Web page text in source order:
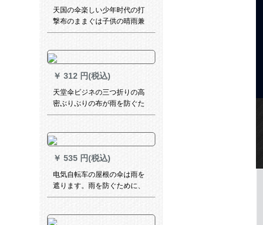
天国の伞楽しい少年时代の打
撃布のままぐは子供の晴雨兼
用伞を开きます。
￥ 312 円(税込)
天堂伞ビジネの三つ折りの高
密ぶりぶりの布が雨を防ぐた
めに乾いたりする伞です。男
の紺色にカステラです。
￥ 535 円(税込)
电気自転车の屋根の伞は雨を
遮ります。雨を防ぐために、
雨を防ぐために、黒いゴムが
に、雨を防ぐために傘を遮り